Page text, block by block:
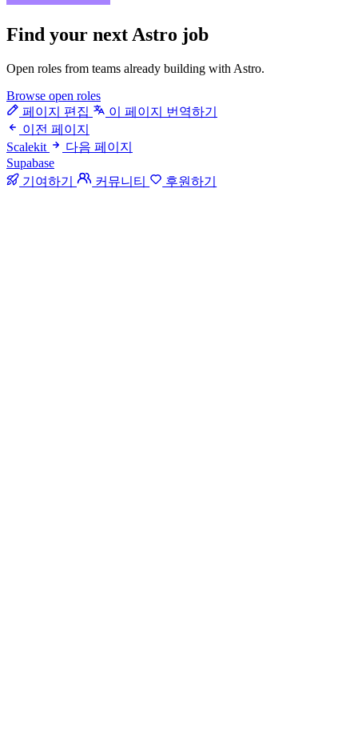
Find your next Astro job
Open roles from teams already building with Astro.
Browse open roles
페이지 편집
이 페이지 번역하기
이전 페이지
Scalekit
다음 페이지
Supabase
기여하기
커뮤니티 후원하기